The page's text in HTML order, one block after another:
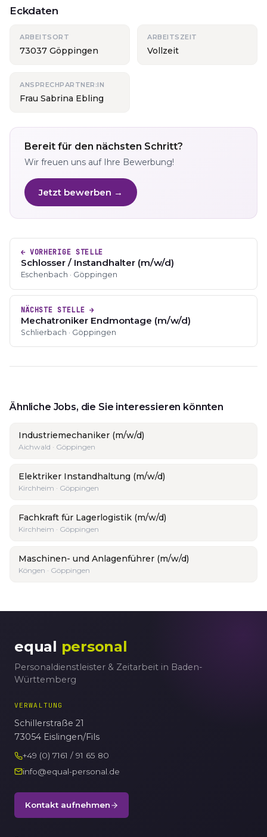
Eckdaten
ARBEITSORT
73037 Göppingen
ARBEITSZEIT
Vollzeit
ANSPRECHPARTNER:IN
Frau Sabrina Ebling
Bereit für den nächsten Schritt?
Wir freuen uns auf Ihre Bewerbung!
Jetzt bewerben →
← VORHERIGE STELLE
Schlosser / Instandhalter (m/w/d)
Eschenbach · Göppingen
NÄCHSTE STELLE →
Mechatroniker Endmontage (m/w/d)
Schlierbach · Göppingen
Ähnliche Jobs, die Sie interessieren könnten
Industriemechaniker (m/w/d)
Aichwald · Göppingen
Elektriker Instandhaltung (m/w/d)
Kirchheim · Göppingen
Fachkraft für Lagerlogistik (m/w/d)
Kirchheim · Göppingen
Maschinen- und Anlagenführer (m/w/d)
Köngen · Göppingen
equal personal
Personaldienstleister & Zeitarbeit in Baden-
Württemberg
VERWALTUNG
Schillerstraße 21
73054 Eislingen/Fils
+49 (0) 7161 / 91 65 80
info@equal-personal.de
Kontakt aufnehmen